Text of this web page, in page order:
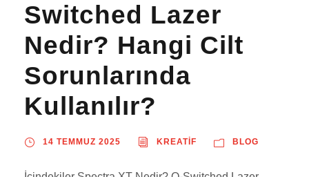
Switched Lazer
Nedir? Hangi Cilt
Sorunlarında
Kullanılır?
14 TEMMUZ 2025 KREATIF BLOG